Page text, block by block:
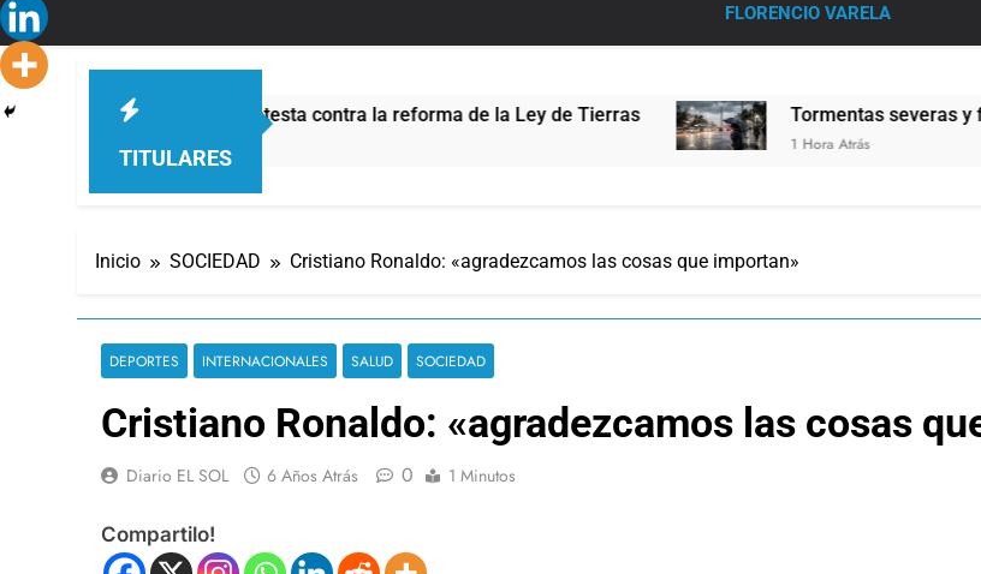
FLORENCIO VARELA
TITULARES
seguridad por la protesta contra la reforma de la Ley de Tierras Tormentas severas y
1 Hora Atrás
Inicio SOCIEDAD Cristiano Ronaldo: «agradezcamos las cosas que importan»
DEPORTES INTERNACIONALES SALUD SOCIEDAD
Cristiano Ronaldo: «agradezcamos las cosas
Diario EL SOL 6 Años Atrás 0 1 Minutos
Compartilo!